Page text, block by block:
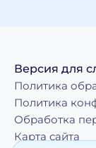
Версия для
Политика
Политика
Обработка
Карта сайта